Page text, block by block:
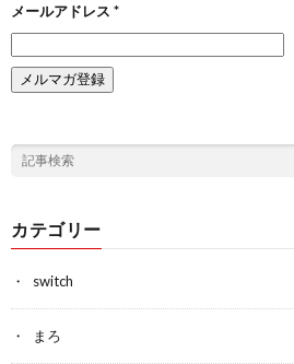
メールアドレス *
カテゴリー
switch
まろ